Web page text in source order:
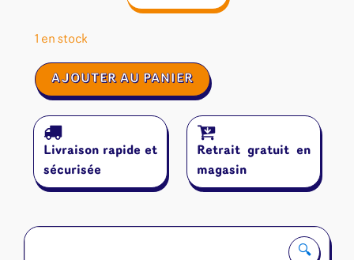
🔍
1 en stock
quantité
de
Cité
d'Or
AJOUTER AU PANIER
Livraison rapide et
sécurisée
Retrait gratuit en
magasin